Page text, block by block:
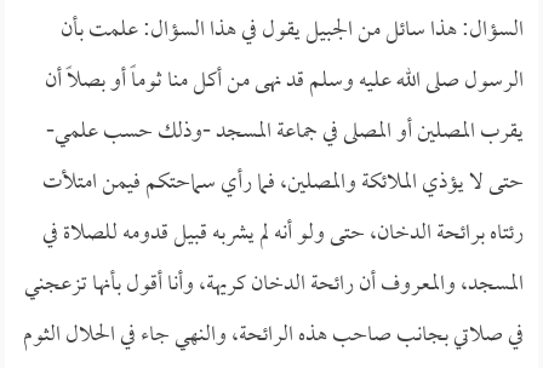
السؤال: هذا سائل من الجبيل يقول في هذا السؤال: علمت بأن
الرسول صلى الله عليه وسلم قد نهى من أكل منا ثوماً أو بصلاً أن
يقرب المصلين أو المصلى في جماعة المسجد -وذلك حسب علمي-
حتى لا يؤذي الملائكة والمصلين، فما رأي سماحتكم فيمن امتلأت
رئتاه برائحة الدخان، حتى ولو أنه لم يشربه قبيل قدومه للصلاة في
المسجد، والمعروف أن رائحة الدخان كريهة، وأنا أقول بأنها تزعجني
في صلاتي بجانب صاحب هذه الرائحة، والنهي جاء في الحلال الثوم